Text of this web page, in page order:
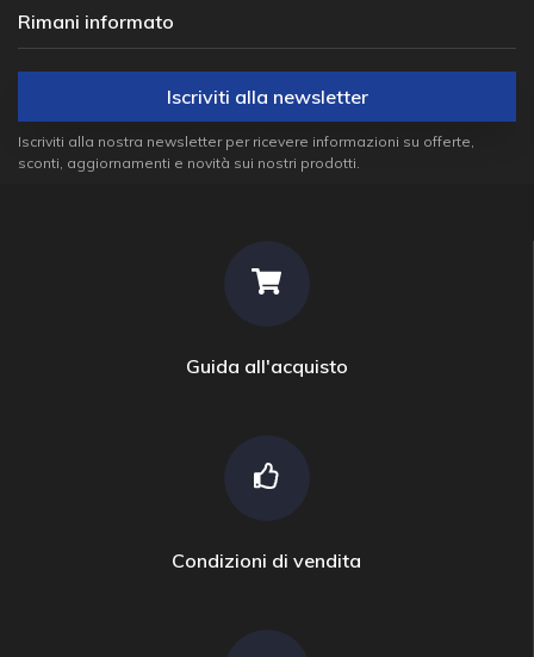
Rimani informato
Iscriviti alla newsletter
Iscriviti alla nostra newsletter per ricevere informazioni su offerte,
sconti, aggiornamenti e novità sui nostri prodotti.
Guida all'acquisto
Condizioni di vendita